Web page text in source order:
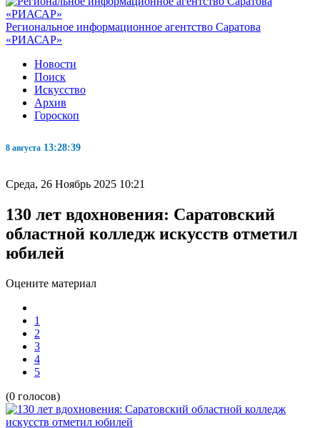
Региональное информационное агентство Саратова
«РИАСАР»
Новости
Поиск
Искусство
Архив
Гороскоп
8 августа 13:28:40
Среда, 26 Ноябрь 2025 10:21
130 лет вдохновения: Саратовский
областной колледж искусств отметил
юбилей
Оцените материал
1
2
3
4
5
(0 голосов)